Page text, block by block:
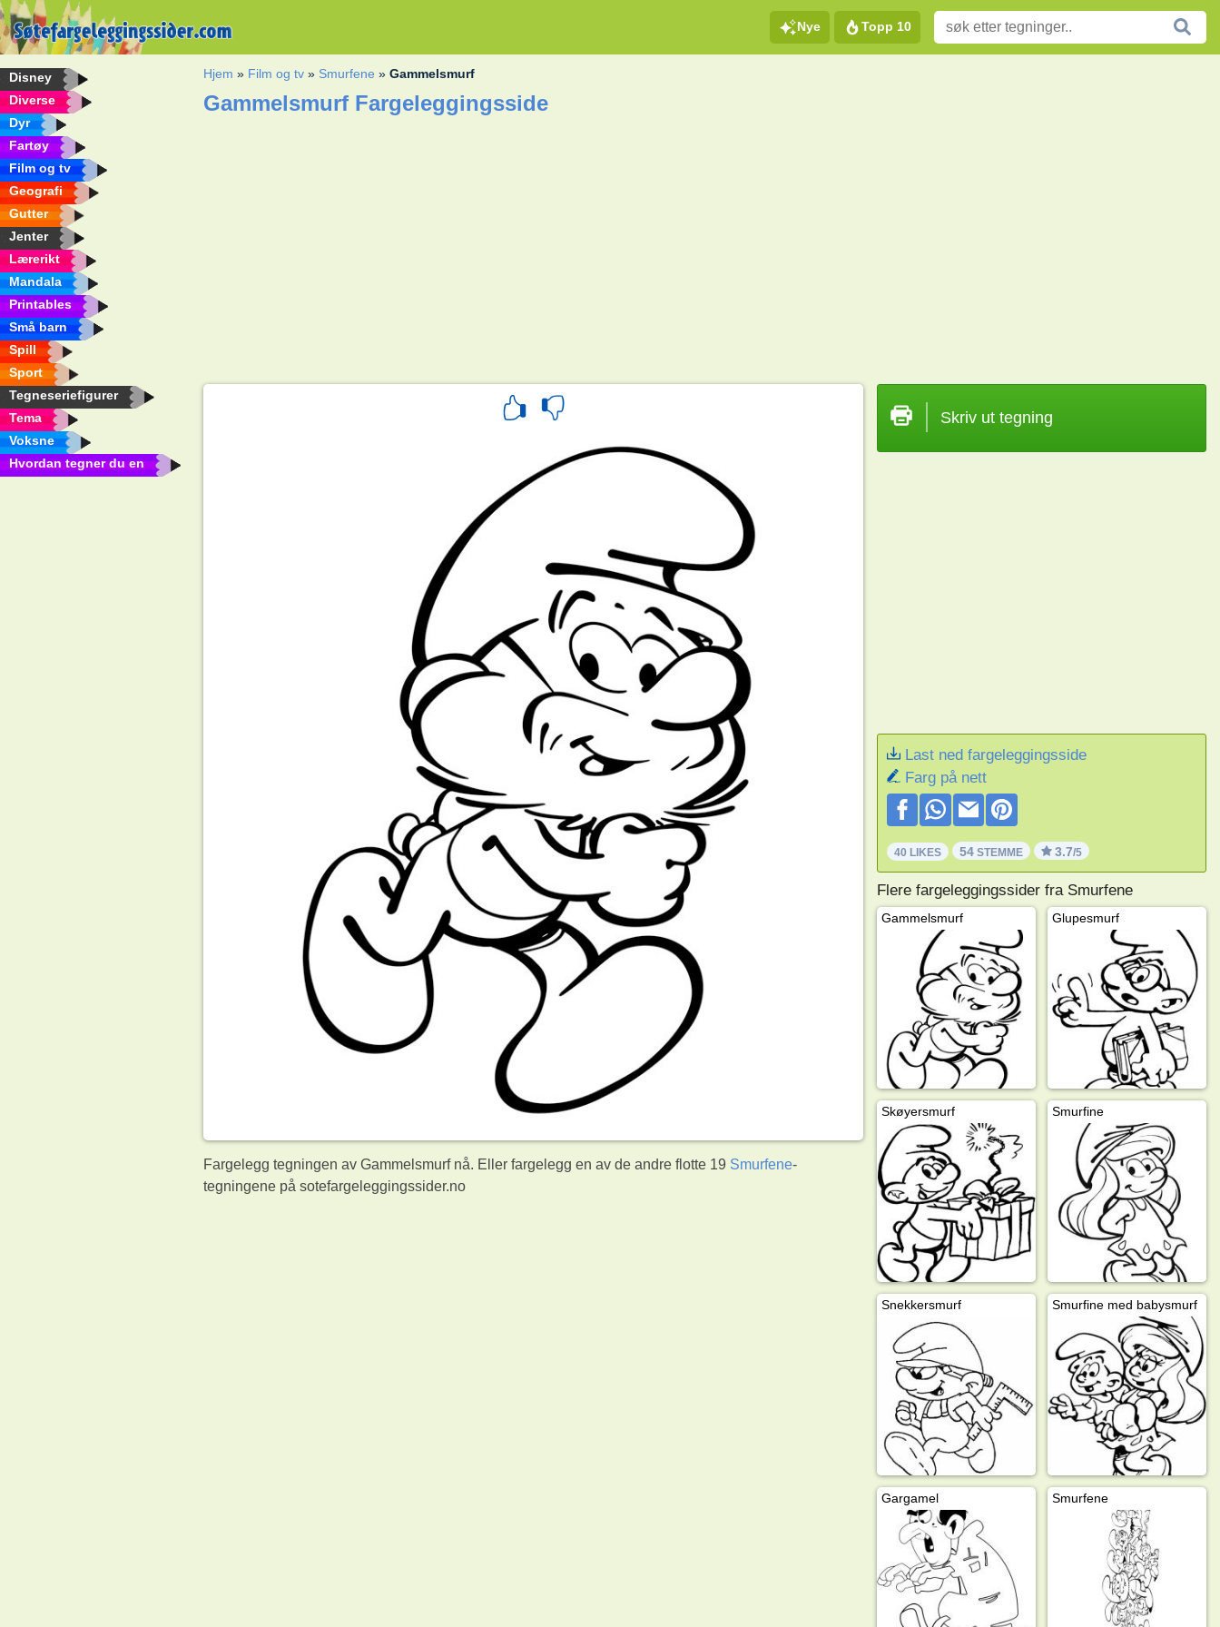
Nye Topp 10
Disney
Diverse
Dyr
Fartøy
Film og tv
Geografi
Gutter
Jenter
Lærerikt
Mandala
Printables
Små barn
Spill
Sport
Tegneseriefigurer
Tema
Voksne
Hvordan tegner du en
Hjem » Film og tv » Smurfene »Gammelsmurf
Gammelsmurf Fargeleggingsside
Fargelegg tegningen av Gammelsmurf nå. Eller fargelegg en av de andre flotte 19 Smurfene-
tegningene på sotefargeleggingssider.no
Skriv ut tegning
Last ned fargeleggingsside
Farg på nett
40 LIKES 54STEMME 3.7/5
Flere fargeleggingssider fra Smurfene
Gammelsmurf Glupesmurf
Skøyersmurf Smurfine
Snekkersmurf Smurfine med babysmurf
Gargamel Smurfene